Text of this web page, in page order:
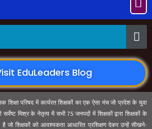
EduLeaders Blog
शिक्षा परिषद में कार्यरत शिक्षकों का एक ऐसा मंच जो प्रदेश के युवा
सर्वेष्ट मिश्र के नेतृत्व में सभी 75 जनपदों में शिक्षकों द्वारा शिक्षकों के
है जो शिक्षकों को आवश्यकता आधारित प्रशिक्षण देकर उन्हें सीखने-